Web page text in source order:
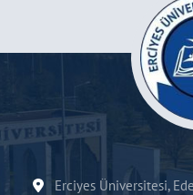
Erciyes Üniversitesi,